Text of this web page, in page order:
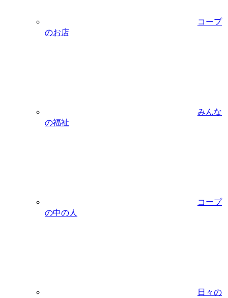
コープ
のお店
みんな
の福祉
コープ
の中の人
日々の